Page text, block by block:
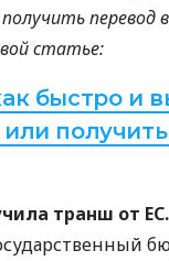
получить перевод
статье:
быстро и
транш от ЕС.